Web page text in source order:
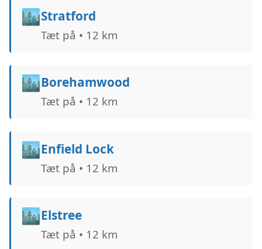
🏙️Stratford
Tæt på • 12 km
🏙️Borehamwood
Tæt på • 12 km
🏙️Enfield Lock
Tæt på • 12 km
🏙️Elstree
Tæt på • 12 km